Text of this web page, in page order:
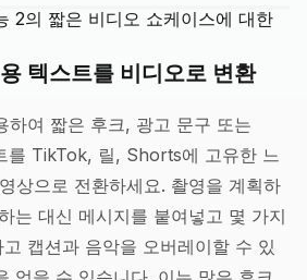
텍스트를 비디오로 변환
여 짧은 후크, 광고 문구 또는
를 TikTok, 릴, Shorts에 고유한 느
상으로 전환하세요. 촬영을 계획하
는 대신 메시지를 붙여넣고 몇 가지
캡션과 음악을 오버레이할 수 있